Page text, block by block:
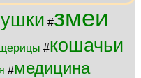
#змеи
#кошачьи
#медицина